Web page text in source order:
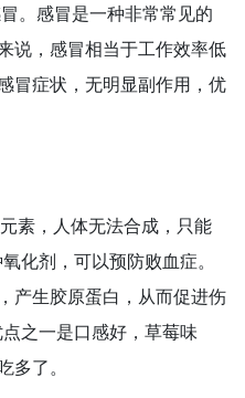
。感冒是一种非常常见的
说，感冒相当于工作效率低
冒症状，无明显副作用，优
素，人体无法合成，只能
化剂，可以预防败血症。
产生胶原蛋白，从而促进伤
之一是口感好，草莓味
多了。